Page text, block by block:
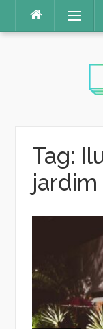
o
Menu
Tag:
jardim